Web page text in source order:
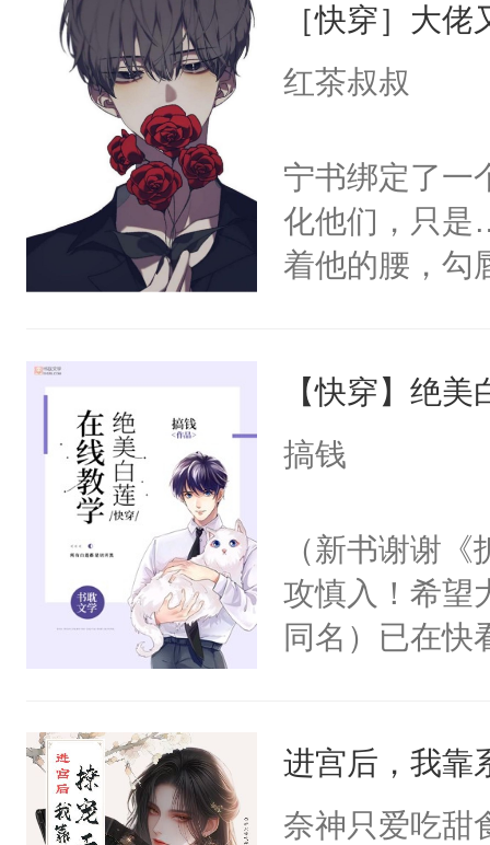
［快穿］大
红茶叔叔
宁书绑定了一
化他们，只是
着他的腰，勾
来，给老公
用力——为你
【快穿】绝
搞钱
（新书谢谢
攻慎入！希望
同名）已在快
成为所有白莲
I，他们决定
进宫后，我靠
奈神只爱吃甜